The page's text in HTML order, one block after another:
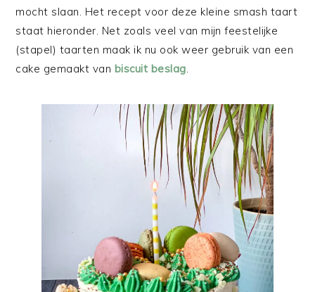
mocht slaan. Het recept voor deze kleine smash taart
staat hieronder. Net zoals veel van mijn feestelijke
(stapel) taarten maak ik nu ook weer gebruik van een
cake gemaakt van biscuit beslag.